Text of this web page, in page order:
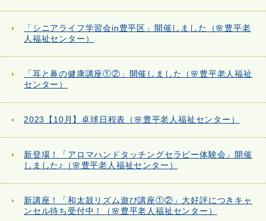
「シニアライフ学習会in豊平区」開催しました（🌸豊平老
人福祉センター）
「耳と鼻の健康講座①②」開催しました（🌸豊平老人福祉
センター）
2023【10月】卓球日程表（🌸豊平老人福祉センター）
新登場！「アロマハンドタッチングセラピー体験会」開催
しました♪（🌸豊平老人福祉センター）
新講座！「和太鼓リズム遊び講座①②」大好評につきキャ
ンセル待ち受付中！（🌸豊平老人福祉センター）